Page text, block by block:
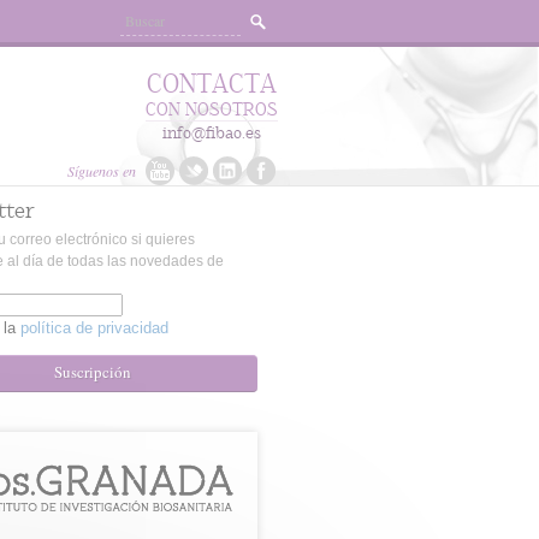
Síguenos en
CONTACTA
CON NOSOTROS
info@fibao.es
correo electrónico si quieres
al día de todas las novedades de
la política de privacidad
Suscripción